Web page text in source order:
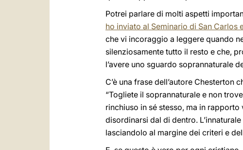
Potrei parlare di molti aspetti
ho inviato al Seminario di San Carlos
che vi incoraggio a leggere quando
silenziosamente tutto il resto e che,
l’avere uno sguardo soprannaturale
C’è una frase dell’autore
“Togliete il soprannaturale e non
rinchiuso in sé stesso, ma in
disordinarsi dal di dentro.
lasciandolo al margine dei criteri e